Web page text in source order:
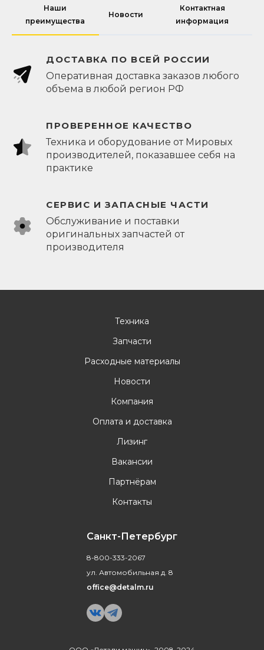
Наши
преимущества
Новости
Контактная
информация
ДОСТАВКА ПО ВСЕЙ РОССИИ
Оперативная доставка заказов любого
объема в любой регион РФ
ПРОВЕРЕННОЕ КАЧЕСТВО
Техника и оборудование от Мировых
производителей, показавшее себя на
практике
СЕРВИС И ЗАПАСНЫЕ ЧАСТИ
Обслуживание и поставки
оригинальных запчастей от
производителя
Техника
Запчасти
Расходные материалы
Новости
Компания
Оплата и доставка
Лизинг
Вакансии
Партнёрам
Контакты
Санкт-Петербург
8-800-333-2067
ул. Автомобильная д. 8
office@detalm.ru